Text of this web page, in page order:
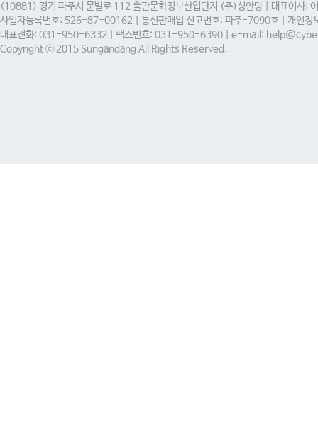
(10881) 경기 파주시 문발로 112 출판문화정보산업단지 (주)성안당 | 대표이사:
사업자등록번호: 526-87-00162 | 통신판매업 신고번호: 파주-7090호 | 개인정
대표전화: 031-950-6332 | 팩스번호: 031-950-6390 | e-mail:
Copyright ⓒ 2015 Sungandang All Rights Reserved.